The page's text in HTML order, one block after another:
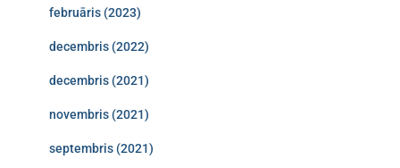
februāris (2023)
decembris (2022)
decembris (2021)
novembris (2021)
septembris (2021)